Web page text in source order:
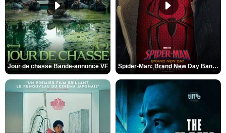
Jour de chasse Bande-annonce VF Spider-Man: Brand New Day Bande-annonce (3) VO STFR